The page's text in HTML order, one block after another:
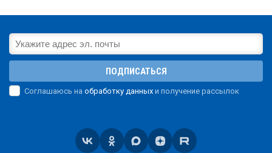
ПОДПИСАТЬСЯ
Соглашаюсь на обработку данных и получение рассылок